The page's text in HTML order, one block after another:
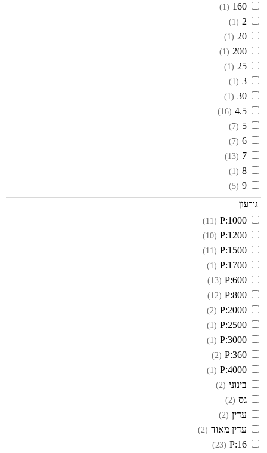
160
(1)
2
(1)
20
(1)
200
(1)
25
(1)
3
(1)
30
(1)
4.5
(16)
5
(7)
6
(7)
7
(13)
8
(1)
9
(5)
גירעון
P:1000
(11)
P:1200
(10)
P:1500
(11)
P:1700
(1)
P:600
(13)
P:800
(12)
P:2000
(2)
P:2500
(1)
P:3000
(1)
P:360
(2)
P:4000
(1)
בינוני (2)
גס (2)
עדין (2)
עדין מאוד (2)
P:16
(23)